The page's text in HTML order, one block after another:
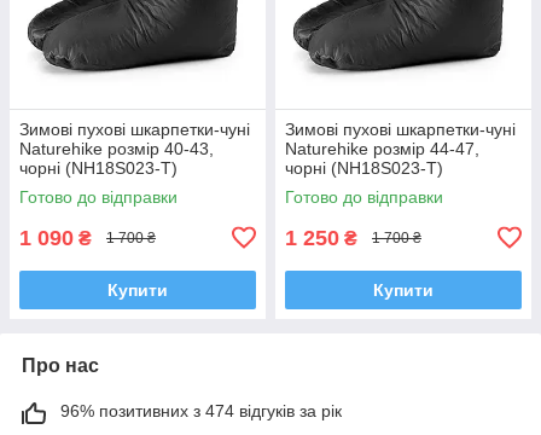
Зимові пухові шкарпетки-чуні
Naturehike розмір 40-43,
чорні (NH18S023-T)
Готово до відправки
1 090 ₴ 1 700 ₴
Купити
Зимові пухові шкарпетки-чуні
Naturehike розмір 44-47,
чорні (NH18S023-T)
Готово до відправки
1 250 ₴ 1 700 ₴
Купити
Про нас
96% позитивних з 474 відгуків за рік